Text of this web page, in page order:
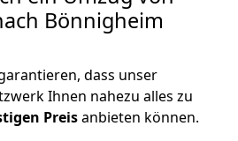
Bönnigheim
dass unser
Ihnen nahezu alles zu
Preisanbieten können.